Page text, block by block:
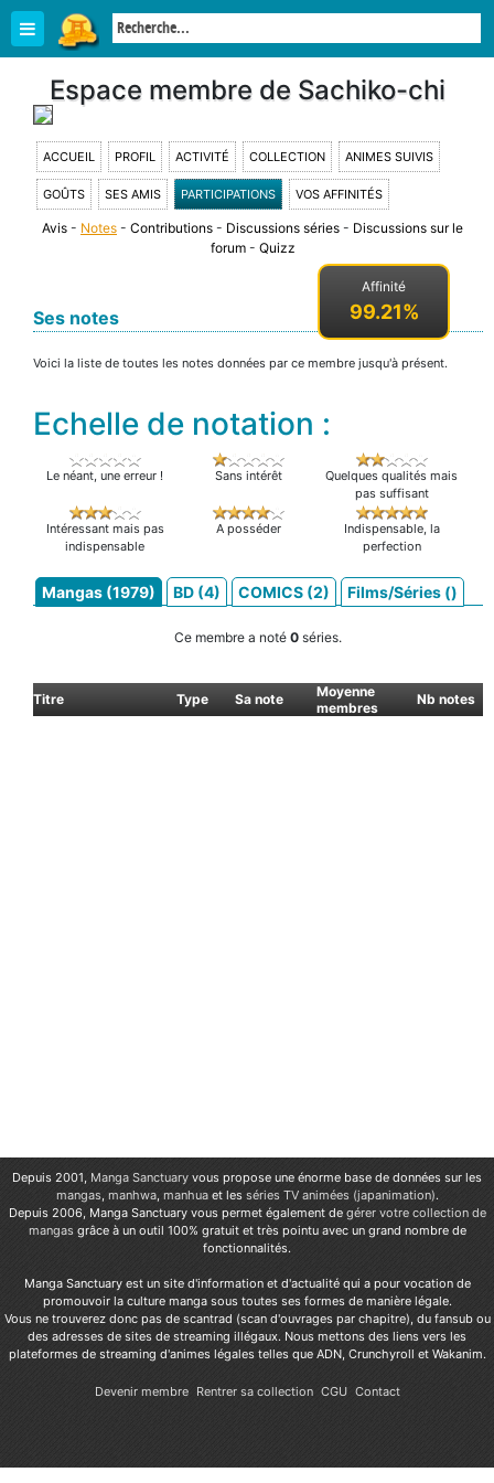
Espace membre de Sachiko-chi
ACCUEIL PROFIL ACTIVITÉ COLLECTION ANIMES SUIVIS
GOÛTS SES AMIS PARTICIPATIONS VOS AFFINITÉS
Affinité
99.21%
Avis - Notes - Contributions - Discussions séries - Discussions sur le
forum- Quizz
Ses notes
Voici la liste de toutes les notes données par ce membre jusqu'à présent.
Echelle de notation :
Le néant, une erreur ! Sans intérêt
Quelques qualités mais
pas suffisant
Intéressant mais pas
indispensable
A posséder
Indispensable, la
perfection
Mangas (1979) BD (4) COMICS (2) Films/Séries ()
Ce membre a noté 0 séries.
Titre Type Sa note
Moyenne
membres
Nb notes
Depuis 2001, Manga Sanctuary vous propose une énorme base de données sur les
mangas, manhwa, manhuaet les séries TV animées (japanimation).
Depuis 2006, Manga Sanctuary vous permet également de gérer votre collection de
mangas grâce à un outil 100% gratuit et très pointu avec un grand nombre de
fonctionnalités.
Manga Sanctuary est un site d'information et d'actualité qui a pour vocation de
promouvoir la culture manga sous toutes ses formes de manière légale.
Vous ne trouverez donc pas de scantrad (scan d'ouvrages par chapitre), du fansub ou
des adresses de sites de streaming illégaux. Nous mettons des liens vers les
plateformes de streaming d'animes légales telles que ADN, Crunchyroll et Wakanim.
Devenir membre Rentrer sa collection CGU Contact